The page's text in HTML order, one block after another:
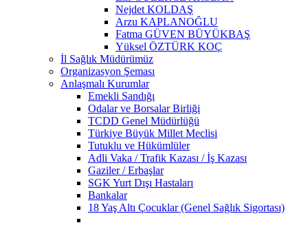
Nejdet KOLDAŞ
Arzu KAPLANOĞLU
Fatma GÜVEN BÜYÜKBAŞ
Yüksel ÖZTÜRK KOÇ
İl Sağlık Müdürümüz
Organizasyon Şeması
Anlaşmalı Kurumlar
Emekli Sandığı
Odalar ve Borsalar Birliği
TCDD Genel Müdürlüğü
Türkiye Büyük Millet Meclisi
Tutuklu ve Hükümlüler
Adli Vaka / Trafik Kazası / İş Kazası
Gaziler / Erbaşlar
SGK Yurt Dışı Hastaları
Bankalar
18 Yaş Altı Çocuklar (Genel Sağlık Sigortası)